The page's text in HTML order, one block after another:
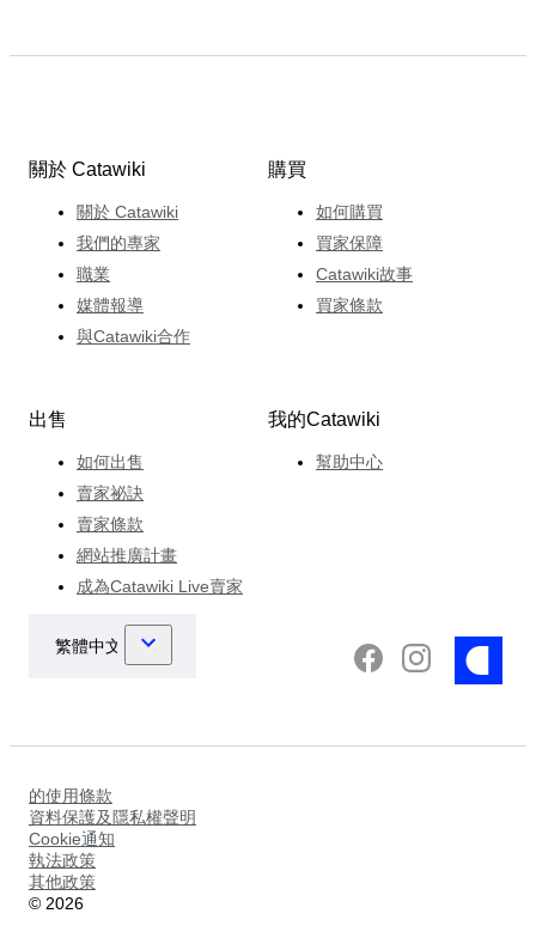
關於 Catawiki
關於 Catawiki
我們的專家
職業
媒體報導
與Catawiki合作
購買
如何購買
買家保障
Catawiki故事
買家條款
出售
如何出售
賣家祕訣
賣家條款
網站推廣計畫
成為Catawiki Live賣家
我的Catawiki
幫助中心
的使用條款
資料保護及隱私權聲明
Cookie通知
執法政策
其他政策
© 2026